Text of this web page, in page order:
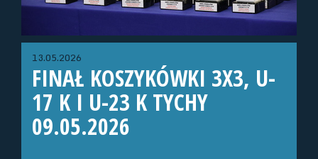
13.05.2026
FINAŁ KOSZYKÓWKI 3X3, U-
17 K I U-23 K TYCHY
09.05.2026